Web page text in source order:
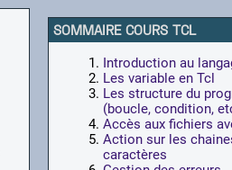
SOMMAIRE COURS TCL
Introduction au
Les variable en Tcl
Les structure du
(boucle, condition,
Accès aux fichiers
Action sur les
caractères